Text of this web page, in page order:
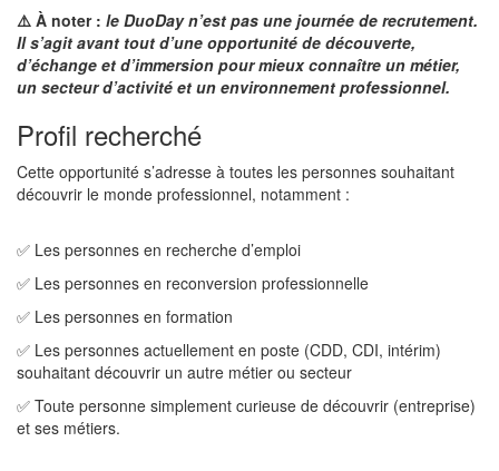
⚠️ À noter : le DuoDay n’est pas une journée de recrutement.
Il s’agit avant tout d’une opportunité de découverte,
d’échange et d’immersion pour mieux connaître un métier,
un secteur d’activité et un environnement professionnel.
Profil recherché
Cette opportunité s’adresse à toutes les personnes souhaitant
découvrir le monde professionnel, notamment :
✅ Les personnes en recherche d’emploi
✅ Les personnes en reconversion professionnelle
✅ Les personnes en formation
✅ Les personnes actuellement en poste (CDD, CDI, intérim)
souhaitant découvrir un autre métier ou secteur
✅ Toute personne simplement curieuse de découvrir (entreprise)
et ses métiers.